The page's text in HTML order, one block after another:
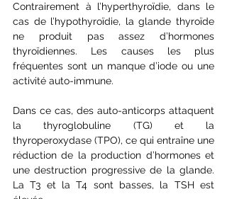
Contrairement à l’hyperthyroïdie, dans le
cas de l’hypothyroïdie, la glande thyroïde
ne produit pas assez d’hormones
thyroïdiennes. Les causes les plus
fréquentes sont un manque d’iode ou une
activité auto-immune.
Dans ce cas, des auto-anticorps attaquent
la thyroglobuline (TG) et la
thyroperoxydase (TPO), ce qui entraîne une
réduction de la production d’hormones et
une destruction progressive de la glande.
La T3 et la T4 sont basses, la TSH est